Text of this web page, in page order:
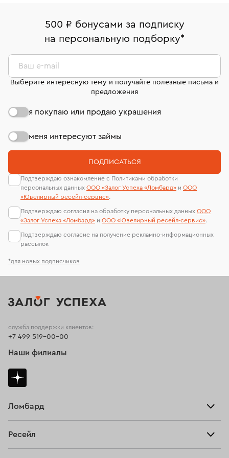
комиссионных украшений и часов смотрите на
странице«Возврат украшений»
Срок бронирования украшения при самовывозе из
филиала - 1 день, не считая день бронирования.
номер (УИН)
На особо ценные изделия получены
сертификаты МГУ и других геммологических
лабораторий
500 ₽ бонусами за подписку
на персональную подборку*
*для новых подписчиков
Ваш e-mail
Выберите интересную тему и получайте полезные письма и
предложения
я покупаю или продаю украшения
меня интересуют займы
ПОДПИСАТЬСЯ
Подтверждаю ознакомление с Политиками обработки
персональных данных ООО «Залог Успеха «Ломбард» и ООО
«Ювелирный ресейл-сервиc».
Подтверждаю согласия на обработку персональных данных ООО
«Залог Успеха «Ломбард» и ООО «Ювелирный ресейл-сервиc».
Подтверждаю согласие на получение рекламно-информационных
рассылок
Ломбард
Ресейл
служба поддержки клиентов:
+7 499 519-00-00
Наши филиалы